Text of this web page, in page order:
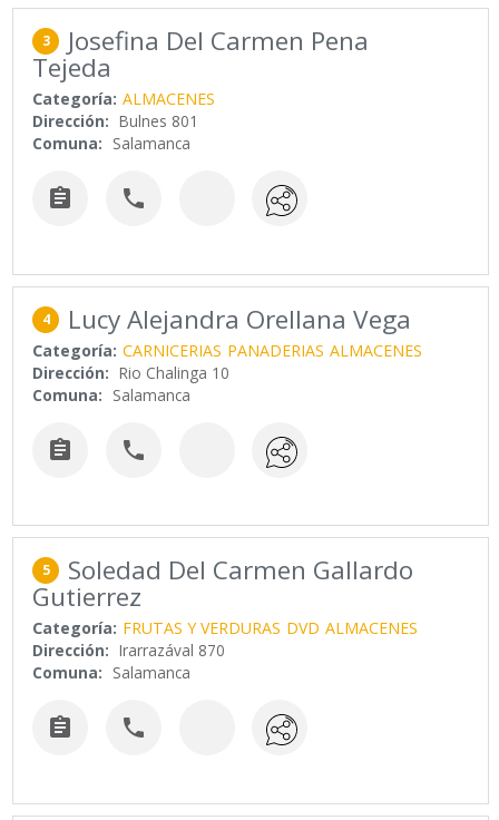
3 Josefina Del Carmen Pena
Tejeda
Categoría: ALMACENES
Dirección: Bulnes 801
Comuna: Salamanca
 
4 Lucy Alejandra Orellana Vega
Categoría: CARNICERIAS PANADERIAS ALMACENES
Dirección: Rio Chalinga 10
Comuna: Salamanca
 
5 Soledad Del Carmen Gallardo
Gutierrez
Categoría: FRUTAS Y VERDURAS DVD ALMACENES
Dirección: Irarrazával 870
Comuna: Salamanca
 